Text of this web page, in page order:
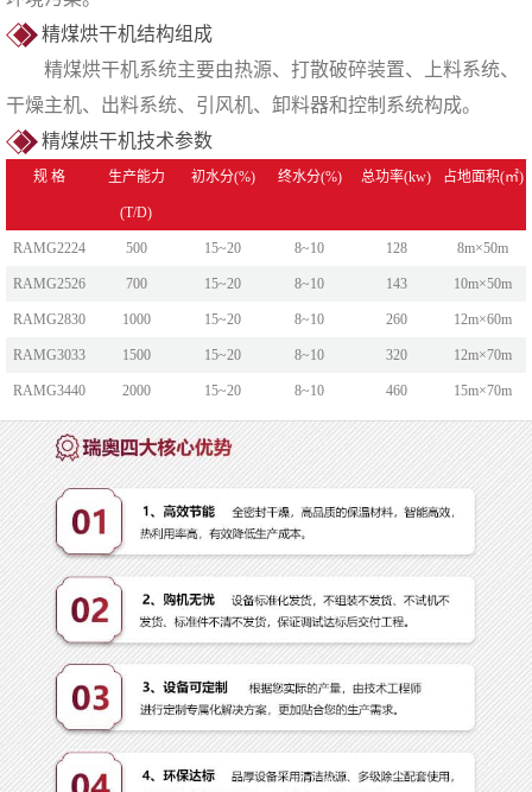
精煤烘干机结构组成
精煤烘干机系统主要由热源、打散破碎装置、上料系统、
干燥主机、出料系统、引风机、卸料器和控制系统构成。
精煤烘干机技术参数
规 格 生产能力
(T/D)
初水分(%) 终水分(%) 总功率(kw) 占地面积(㎡)
RAMG2224 500 15~20 8~10 128 8m×50m
RAMG2526 700 15~20 8~10 143 10m×50m
RAMG2830 1000 15~20 8~10 260 12m×60m
RAMG3033 1500 15~20 8~10 320 12m×70m
RAMG3440 2000 15~20 8~10 460 15m×70m